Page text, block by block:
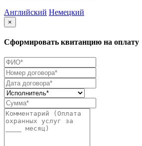
Английский Немецкий
×
Сформировать квитанцию на оплату